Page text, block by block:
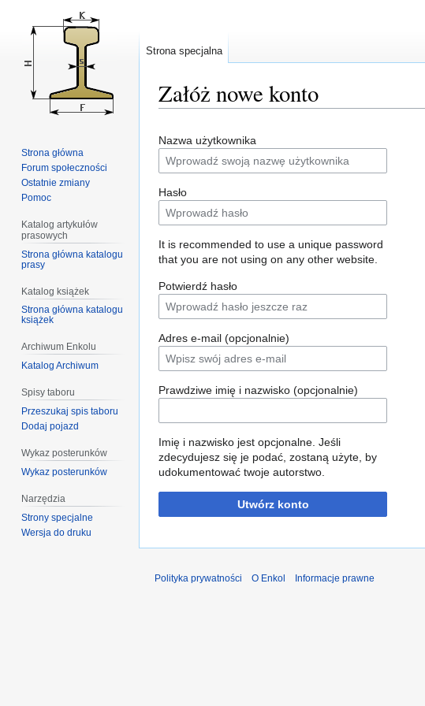
Załóż nowe konto
do
nawigacji
do
wyszukiwania
Nazwa użytkownika
Hasło
It is recommended to use a unique password
that you are not using on any other website.
Potwierdź hasło
Adres e-mail (opcjonalnie)
Prawdziwe imię i nazwisko (opcjonalnie)
Imię i nazwisko jest opcjonalne. Jeśli
zdecydujesz się je podać, zostaną użyte, by
udokumentować twoje autorstwo.
Utwórz konto
Strona specjalna
Strona główna
Forum społeczności
Ostatnie zmiany
Pomoc
Katalog artykułów
prasowych
Strona główna katalogu
prasy
Katalog książek
Strona główna katalogu
książek
Archiwum Enkolu
Katalog Archiwum
Spisy taboru
Przeszukaj spis taboru
Dodaj pojazd
Wykaz posterunków
Wykaz posterunków
Narzędzia
Strony specjalne
Wersja do druku
Polityka prywatności O Enkol Informacje prawne